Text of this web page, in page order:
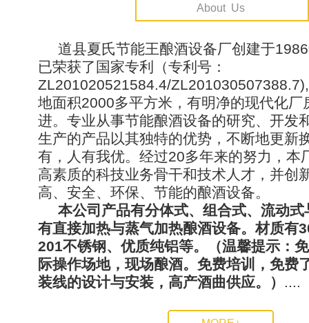
About Us
道县夏氏节能王酿酒设备厂创建于
已荣获了国家专利（专利号：
ZL201020521584.4/
地面积2000多平方米，有明净的现代化厂
进。专业从事节能酿酒设备的研究、开发
生产的产品以其独特的优势，不断地更新
有，人有我优。经过20多年来的努力，本
高素质的科技业务骨干和技术人才，并创
高、安全、环保、节能的酿酒设备。
本公司产品有分体式、组合式、流动式
有直接加热与蒸气加热酿酒设备。材质有
201不锈钢、优质纯铝等。（温馨提示：
际操作场地，现场酿酒。免费培训，免费
装线的设计与安装，高产酒曲供应。） ....